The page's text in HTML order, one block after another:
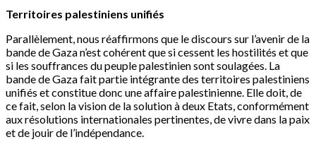
Territoires palestiniens unifiés
Parallèlement, nous réaffirmons que le discours sur l’avenir de la
bande de Gaza n’est cohérent que si cessent les hostilités et que
si les souffrances du peuple palestinien sont soulagées. La
bande de Gaza fait partie intégrante des territoires palestiniens
unifiés et constitue donc une affaire palestinienne. Elle doit, de
ce fait, selon la vision de la solution à deux Etats, conformément
aux résolutions internationales pertinentes, de vivre dans la paix
et de jouir de l’indépendance.